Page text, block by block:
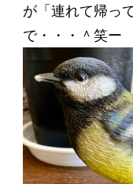
が「連れて帰っ
で・・・＾笑ー